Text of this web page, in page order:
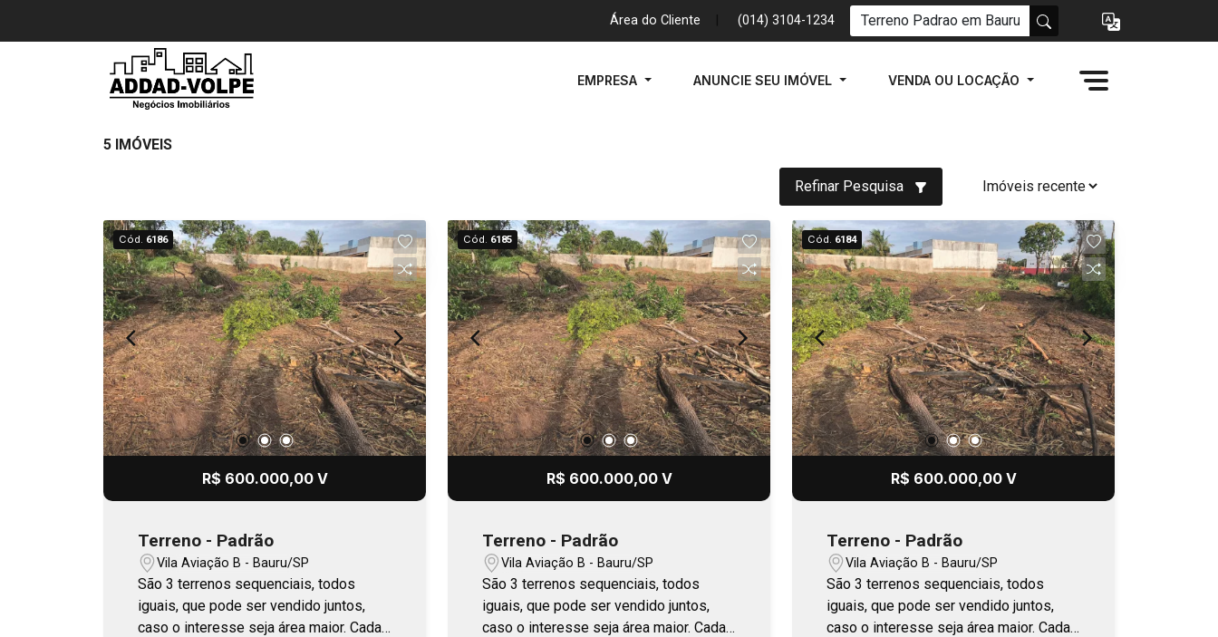
Área do Cliente (014) 3104-1234
EMPRESA ANUNCIE SEU IMÓVEL VENDA OU LOCAÇÃO
5 IMÓVEIS
Refinar Pesquisa
Cód. 6186
R$ 600.000,00 V
Terreno - Padrão
Vila Aviação B - Bauru/SP
São 3 terrenos sequenciais, todos
iguais, que pode ser vendido juntos,
caso o interesse seja área maior. Cada
Cód. 6185
R$ 600.000,00 V
Terreno - Padrão
Vila Aviação B - Bauru/SP
São 3 terrenos sequenciais, todos
iguais, que pode ser vendido juntos,
caso o interesse seja área maior. Cada
Cód. 6184
R$ 600.000,00 V
Terreno - Padrão
Vila Aviação B - Bauru/SP
São 3 terrenos sequenciais, todos
iguais, que pode ser vendido juntos,
caso o interesse seja área maior. Cada